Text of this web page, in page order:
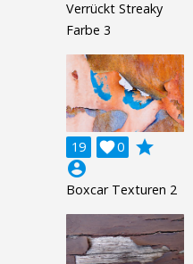
Verrückt Streaky
Farbe 3
19 0

grade
account_circle
Boxcar Texturen 2